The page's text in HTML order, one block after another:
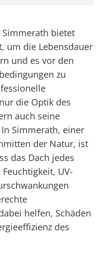
bietet
um die Lebensdauer
und es vor den
zu
die Optik des
auch seine
Simmerath, einer
der Natur, ist
das Dach jedes
UV-
helfen, Schäden
des